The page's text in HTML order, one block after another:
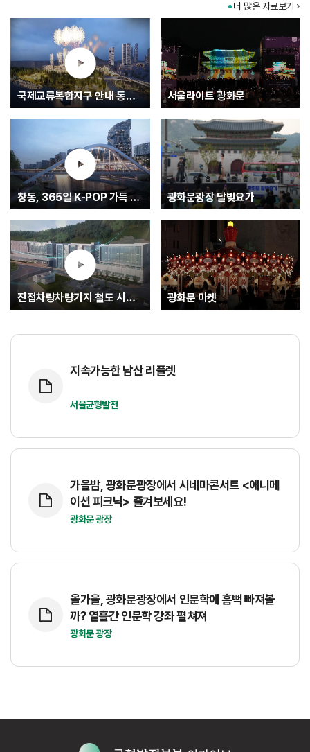
더 많은 자료보기
국제교류복합지구 안내 동영상
창동, 365일 K-POP 가득 글로벌 문화중심지로.... K-엔터타운
진접차량차량기지 철도 시험운행(최종)
서울라이트 광화문
광화문광장 달빛요가
광화문 마켓
지속가능한 남산 리플렛
서울균형발전
가을밤, 광화문광장에서 시네마콘서트 <애니메
이션 피크닉> 즐겨보세요!
광화문 광장
올가을, 광화문광장에서 인문학에 흠뻑 빠져볼
까? 열흘간 인문학 강좌 펼쳐져
광화문 광장